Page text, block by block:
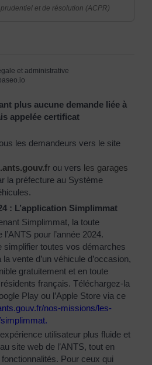
et de résolution (ACPR)
et administrative
plus aucune demande liée à
appelée certificat
les demandeurs vers le site
r ou vers les garages
la préfecture au Système
: L’application Simplimmat
Simplimmat, la toute
pour l’année 2024.
simplifier toutes vos démarches
vente d’un véhicule d’occasion,
gratuitement et en toute
français. Téléchargez-la
Play ou l’Apple Store via ce
nos-missions/les-
.
utilisateur plus fluide et
site web de l’ANTS, tout en
Pour ceux qui